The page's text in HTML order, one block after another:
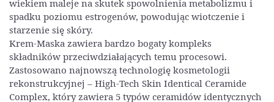
wiekiem maleje na skutek spowolnienia metabolizmu i
spadku poziomu estrogenów, powodując wiotczenie i
starzenie się skóry.
Krem-Maska zawiera bardzo bogaty kompleks
składników przeciwdziałających temu procesowi.
Zastosowano najnowszą technologię kosmetologii
rekonstrukcyjnej – High-Tech Skin Identical Ceramide
Complex, który zawiera 5 typów ceramidów identycznych